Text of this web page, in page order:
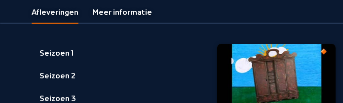
Afleveringen Meer informatie
Seizoen 1
Seizoen 2
Seizoen 3